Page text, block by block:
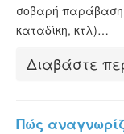
σοβαρή παράβαση
καταδίκη, κτλ)…
Διαβάστε
Πώς